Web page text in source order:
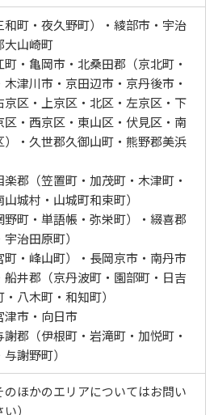
和町・夜久野町）・綾部市・宇治
大山崎町
・亀岡市・北桑田郡（京北町・
津川市・京田辺市・京丹後市・
京区・上京区・北区・左京区・下
区・西京区・東山区・伏見区・南
）・久世郡久御山町・熊野郡美浜
郡（笠置町・加茂町・木津町・
城村・山城町和束町）
野町・単語帳・弥栄町）・綴喜郡
宇治田原町）
町・峰山町）・長岡京市・南丹市
船井郡（京丹波町・園部町・日吉
八木町・和知町）
津市・向日市
謝郡（伊根町・岩滝町・加悦町・
謝野町）
のほかのエリアについてはお問い
）